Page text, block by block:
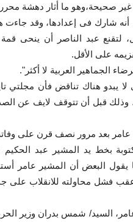
غير صحيحة،وهو ما أثار دهشة
أنه شارك فى إعدادها، وقد
عبد الناصر أن ينحى قمة
على الأقل.
الجماهير العربية لا أكثر".
هناك تناقض فأن مجلتي
بعد مرور نصف قرن على
بخط يد المشير عبد الحكيم
البعض أن المشير عامر
فشل محاولته للانقلاب على